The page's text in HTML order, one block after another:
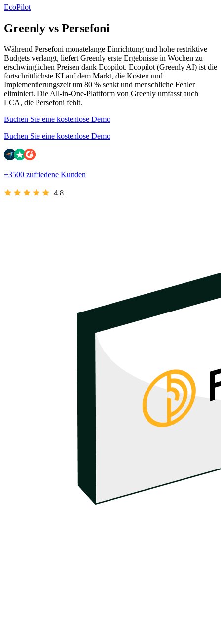
EcoPilot
Greenly vs Persefoni
Während Persefoni monatelange Einrichtung und hohe restriktive
Budgets verlangt, liefert Greenly erste Ergebnisse in Wochen zu
erschwinglichen Preisen dank Ecopilot. Ecopilot (Greenly AI) ist die
fortschrittlichste KI auf dem Markt, die Kosten und
Implementierungszeit um 80 % senkt und menschliche Fehler
eliminiert. Die All-in-One-Plattform von Greenly umfasst auch
LCA, die Persefoni fehlt.
Buchen Sie eine kostenlose Demo
Buchen Sie eine kostenlose Demo
+3500 zufriedene Kunden